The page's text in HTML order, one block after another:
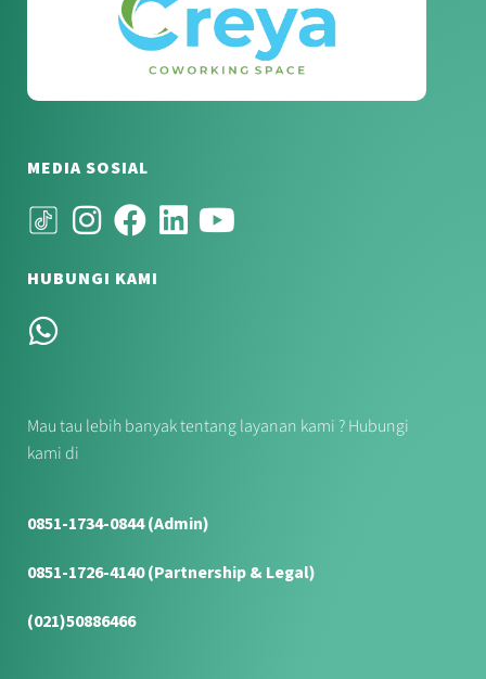
MEDIA SOSIAL
HUBUNGI KAMI
Mau tau lebih banyak tentang layanan kami ? Hubungi
kami di
0851-1734-0844 (Admin)
0851-1726-4140 (Partnership & Legal)
(021)50886466